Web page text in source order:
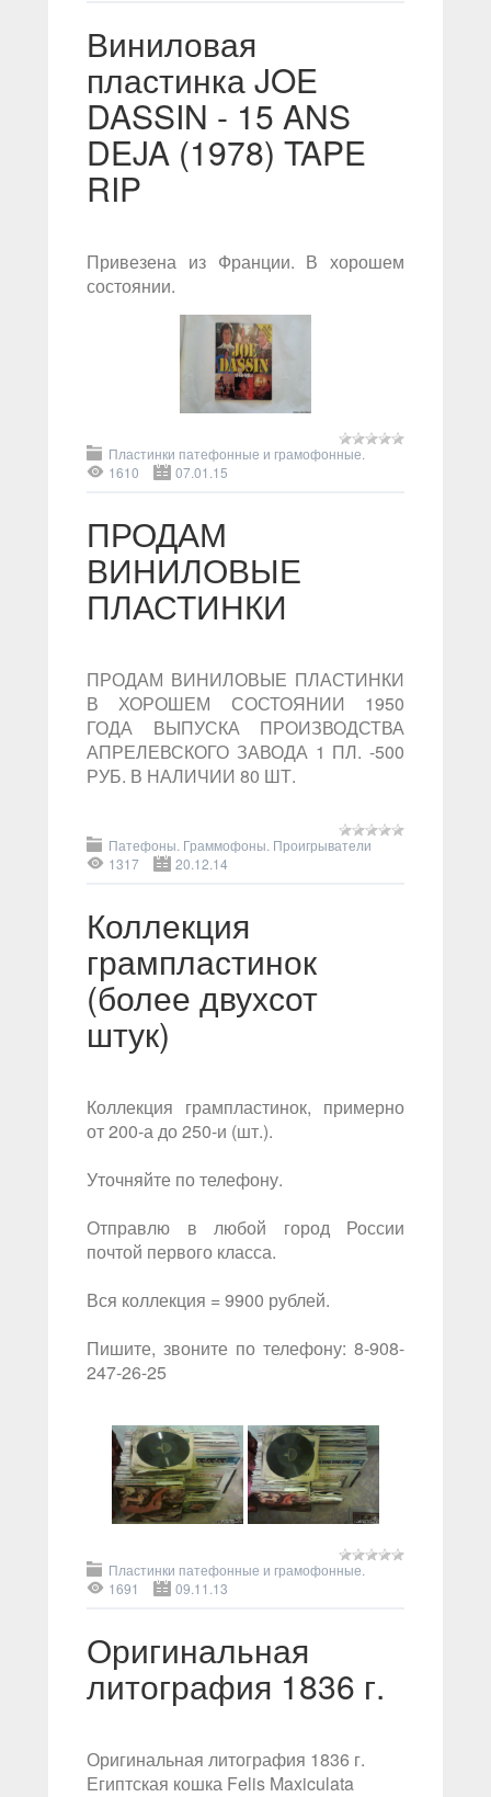
Виниловая
пластинка JOE
DASSIN - 15 ANS
DEJA (1978) TAPE
RIP
Привезена из Франции. В хорошем
состоянии.
Пластинки патефонные и грамофонные.
1610
07.01.15
ПРОДАМ
ВИНИЛОВЫЕ
ПЛАСТИНКИ
ПРОДАМ ВИНИЛОВЫЕ ПЛАСТИНКИ
В ХОРОШЕМ СОСТОЯНИИ 1950
ГОДА ВЫПУСКА ПРОИЗВОДСТВА
АПРЕЛЕВСКОГО ЗАВОДА 1 ПЛ. -500
РУБ. В НАЛИЧИИ 80 ШТ.
Патефоны. Граммофоны. Проигрыватели
1317
20.12.14
Коллекция
грампластинок
(более двухсот
штук)
Коллекция грампластинок, примерно
от 200-а до 250-и (шт.).
Уточняйте по телефону.
Отправлю в любой город России
почтой первого класса.
Вся коллекция = 9900 рублей.
Пишите, звоните по телефону: 8-908-
247-26-25
Пластинки патефонные и грамофонные.
1691
09.11.13
Оригинальная
литография 1836 г.
Оригинальная литография 1836 г.
Египтская кошка Felis Maxiculata